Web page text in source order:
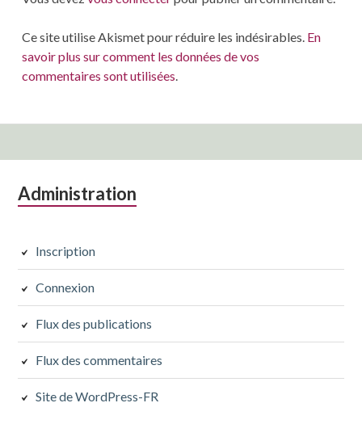
Ce site utilise Akismet pour réduire les indésirables. En
savoir plus sur comment les données de vos
commentaires sont utilisées.
Colonne
subsidiaire
Administration
Inscription
Connexion
Flux des publications
Flux des commentaires
Site de WordPress-FR